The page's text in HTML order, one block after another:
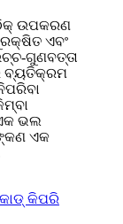
ଉପକରଣ
ଏବଂ
ଗୁଣବତ୍ତା
ବ୍ୟତିକ୍ରମ
ଭଲ
ଏକ